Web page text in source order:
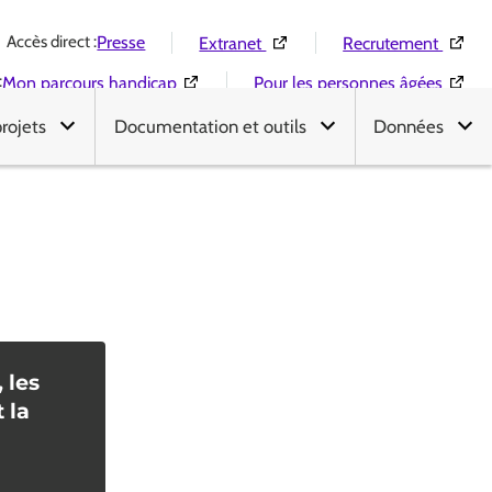
Accès direct :Presse Extranet (Ouverture dans une nouvelle
Recrutement
Mon parcours handicap(Ouverture dans une nouvelle fenêtre)
Pour les personnes âgées
Documentation et outils Données
les
la